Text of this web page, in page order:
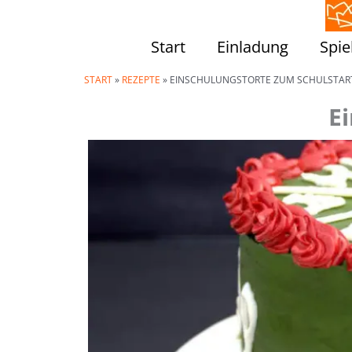
Start Einladung
START» REZEPTE » EINSCHULUNGSTORTE ZUM